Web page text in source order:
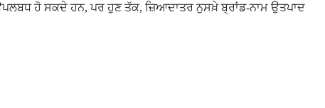
ਹੋ ਸਕਦੇ ਹਨ, ਪਰ ਹੁਣ ਤੱਕ, ਜ਼ਿਆਦਾਤਰ ਨੁਸਖ਼ੇ ਬ੍ਰਾਂਡ-ਨਾਮ ਉਤਪਾਦ